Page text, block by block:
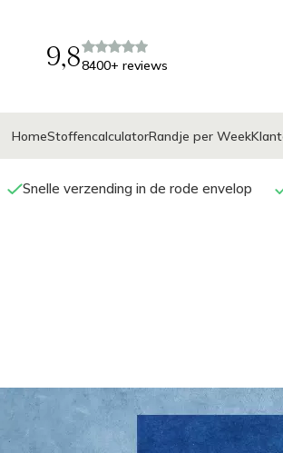
9,88400+ reviews
HomeStoffencalculatorRandje per Week
Snelle verzending in de rode envelop